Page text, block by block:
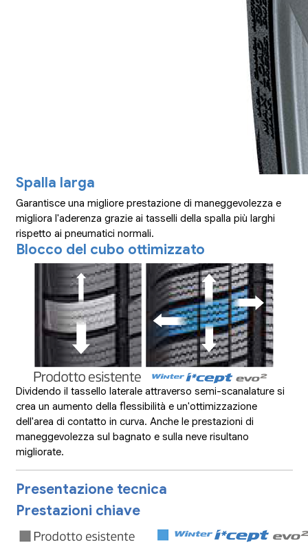
Spalla larga
Garantisce una migliore prestazione di maneggevolezza e
migliora l'aderenza grazie ai tasselli della spalla più larghi
rispetto ai pneumatici normali.
Blocco del cubo ottimizzato
Dividendo il tassello laterale attraverso semi-scanalature si
crea un aumento della flessibilità e un'ottimizzazione
dell'area di contatto in curva. Anche le prestazioni di
maneggevolezza sul bagnato e sulla neve risultano
migliorate.
Presentazione tecnica
Prestazioni chiave